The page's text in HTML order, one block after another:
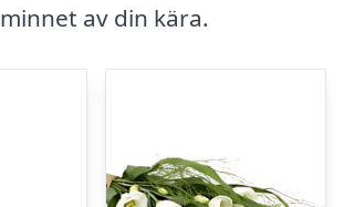
av din kära.